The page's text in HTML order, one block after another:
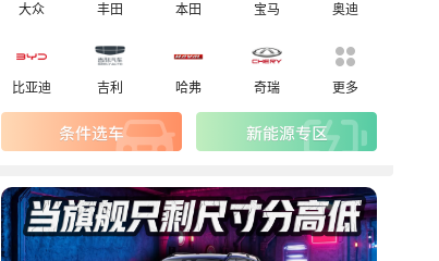
大众 丰田 本田 宝马 奥迪
比亚迪 吉利 哈弗 奇瑞 更多
新能源专区